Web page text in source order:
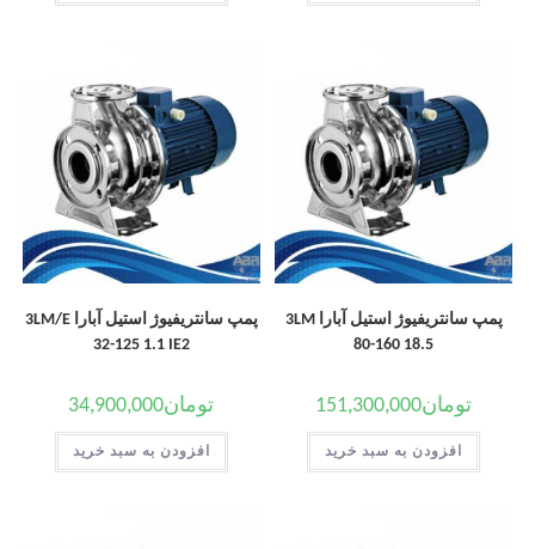
پمپ سانتریفیوژ استیل آبارا 3LM
80-160 18.5
تومان151,300,000
افزودن به سبد خرید
پمپ سانتریفیوژ استیل آبارا 3LM/E
32-125 1.1 IE2
تومان34,900,000
افزودن به سبد خرید